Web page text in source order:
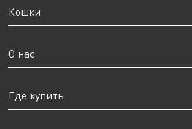
Кошки
О нас
Где купить